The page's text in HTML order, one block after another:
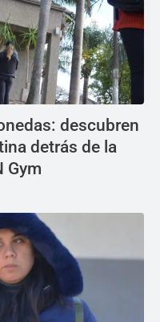
descubren
detrás de la
Gym